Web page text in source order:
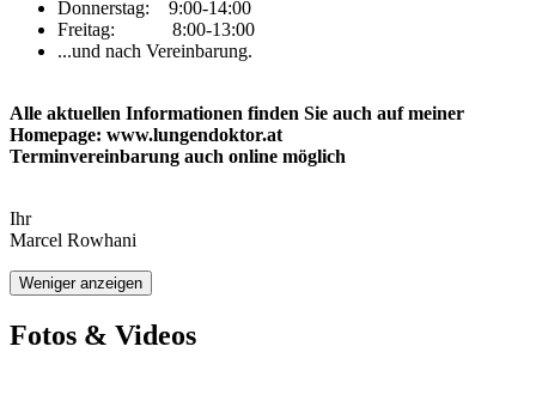
Donnerstag: 9:00-14:00
Freitag: 8:00-13:00
...und nach Vereinbarung.
Alle aktuellen Informationen finden Sie auch auf meiner
Homepage: www.lungendoktor.at
Terminvereinbarung auch online möglich
Ihr
Marcel Rowhani
Weniger anzeigen
Fotos & Videos